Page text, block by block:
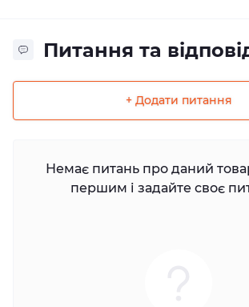
Питання та
+ Додати питання
Немає питань про даний
першим і задайте своє